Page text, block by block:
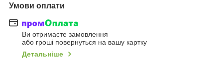
Умови оплати
Ви отримаєте замовлення
або гроші повернуться на вашу картку
Детальніше